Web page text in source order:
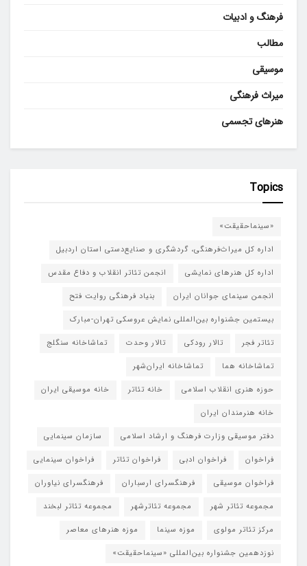
فرهنگ و ادبیات
مطالب
موسیقی
میراث فرهنگی
هنرهای تجسمی
Topics
«سینماحقیقت»
اداره کل میراث‌فرهنگی، گردشگری و صنایع‌دستی استان اردبیل
اداره کل هنرهای نمایشی
انجمن تئاتر انقلاب و دفاع مقدس
انجمن سینمای جوانان ایران
بنیاد فرهنگی روایت فتح
بیستمین جشنواره بین‌المللی نمایش عروسکی تهران-مبارک
تئاتر فجر
تالار رودکی تالار وحدت
تماشاخانه سنگلج
تماشاخانه هما
تماشاخانه‌ ایران‌شهر
حوزه هنری انقلاب اسلامی
خانه تئاتر
خانه موسیقی ایران
خانه هنرمندان ایران
دفتر موسیقی وزارت فرهنگ و ارشاد اسلامی
سازمان سینمایی
فراخوان
فراخوان ادبی فراخوان تئاتر
فراخوان سینمایی
فراخوان موسیقی
فرهنگسرای ارسباران
فرهنگسرای نیاوران
مجموعه تئاتر شهر
مجموعه تئاترشهر
مجموعه تئاتر لبخند
مرکز تئاتر مولوی
موزه سینما
موزه هنرهای معاصر
نوزدهمین جشنواره بین‌المللی «سینماحقیقت»